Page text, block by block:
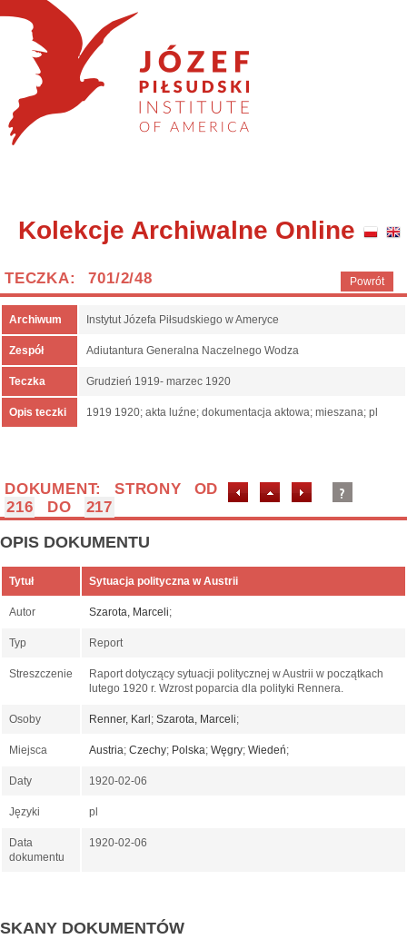
Kolekcje Archiwalne Online
Powrót
TECZKA: 701/2/48
Archiwum Instytut Józefa Piłsudskiego w Ameryce
Zespół Adiutantura Generalna Naczelnego Wodza
Teczka Grudzień 1919- marzec 1920
Opis teczki 1919 1920; akta luźne; dokumentacja aktowa; mieszana; pl
DOKUMENT: STRONY OD
216
DO 217
OPIS DOKUMENTU
Tytuł Sytuacja polityczna w Austrii
Autor Szarota, Marceli;
Typ Report
Streszczenie
Raport dotyczący sytuacji politycznej w Austrii w początkach
lutego 1920 r. Wzrost poparcia dla polityki Rennera.
Osoby Renner, Karl ; Szarota, Marceli;
Miejsca Austria; Czechy; Polska; Węgry; Wiedeń;
Daty 1920-02-06
Języki pl
Data
dokumentu
1920-02-06
SKANY DOKUMENTÓW